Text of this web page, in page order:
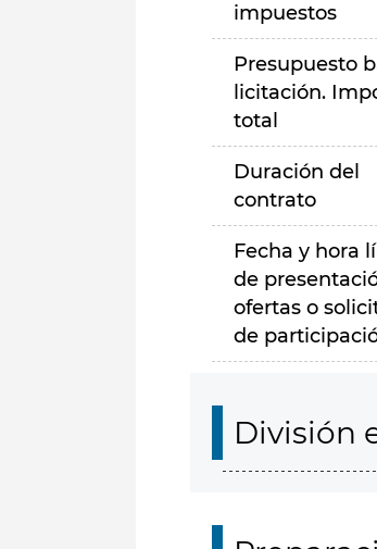
impuestos
Presupuesto
licitación.
total
Duración del
contrato
Fecha y hora
de
ofertas o
de
División